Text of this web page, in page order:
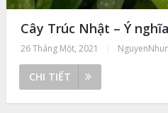
Cây Trúc Nhật – Ý
26 Tháng Một, 2021
CHI TIẾT